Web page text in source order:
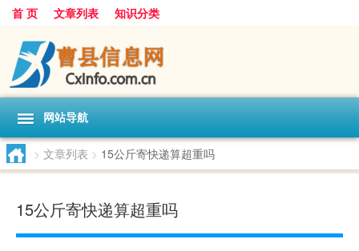
首 页 文章列表 知识分类
网站导航
> 文章列表 > 15公斤寄快递算超重吗
15公斤寄快递算超重吗